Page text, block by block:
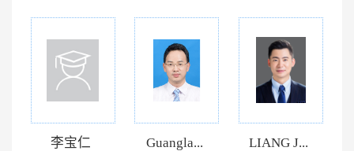
李宝仁 Guangla... LIANG J...